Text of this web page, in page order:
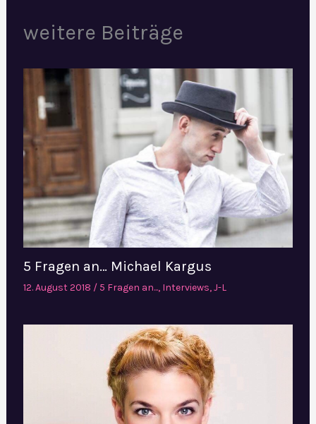
weitere Beiträge
5 Fragen an… Michael Kargus
12. August 2018 / 5 Fragen an..., Interviews,J-L